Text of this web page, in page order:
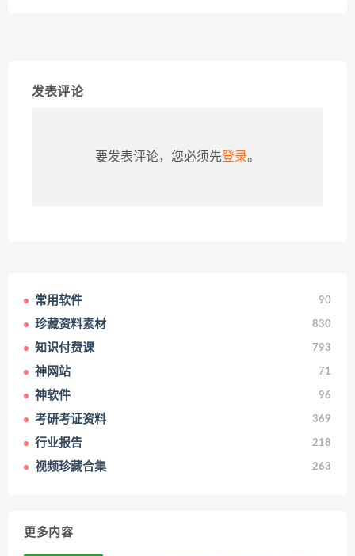
发表评论
要发表评论，您必须先登录。
常用软件 90
珍藏资料素材 830
知识付费课 793
神网站 71
神软件 96
考研考证资料 369
行业报告 218
视频珍藏合集 263
更多内容